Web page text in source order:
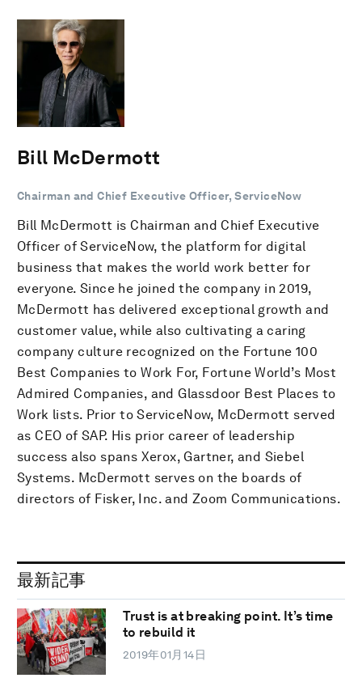
Bill McDermott
Chairman and Chief Executive Officer, ServiceNow
Bill McDermott is Chairman and Chief Executive
Officer of ServiceNow, the platform for digital
business that makes the world work better for
everyone. Since he joined the company in 2019,
McDermott has delivered exceptional growth and
customer value, while also cultivating a caring
company culture recognized on the Fortune 100
Best Companies to Work For, Fortune World’s Most
Admired Companies, and Glassdoor Best Places to
Work lists. Prior to ServiceNow, McDermott served
as CEO of SAP. His prior career of leadership
success also spans Xerox, Gartner, and Siebel
Systems. McDermott serves on the boards of
directors of Fisker, Inc. and Zoom Communications.
最新記事
Trust is at breaking point. It’s time
to rebuild it
2019年01月14日